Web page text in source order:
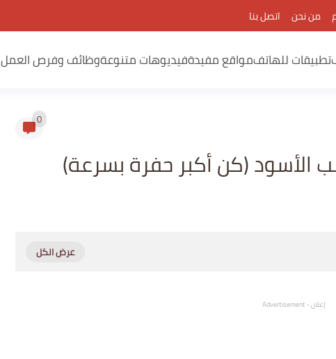
من نحن اتصل بنا
تطبيقات للهاتفمواقع مفيدةفيديوهات متنوعةوظائف وفرص العمل
0
الأسود (كن أكبر حفرة بسرعة)
إعلان - Advertisement